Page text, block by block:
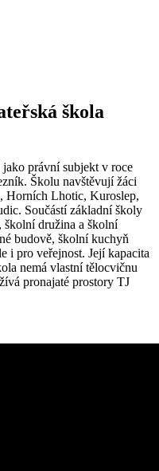
škola
právní subjekt v roce
Školu navštěvují žáci
Horních Lhotic, Kuroslep,
Součástí základní školy
školní družina a školní
budově, školní kuchyň
i pro veřejnost. Její kapacita
nemá vlastní tělocvičnu
pronajaté prostory TJ